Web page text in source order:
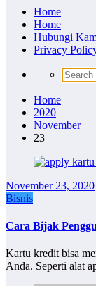
Home
Home
Hubungi
Privacy
Home
2020
November
23
November 23, 2020
Bisnis
Cara Bijak
Kartu kredit bisa
Anda. Seperti alat